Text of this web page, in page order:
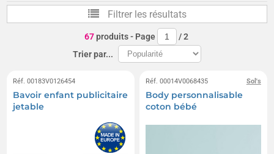
Filtrer les résultats
67produits- Page /2
Trier par...
Réf. 00183V0126454
Bavoir enfant publicitaire
jetable
Sol's
Réf. 00014V0068435
Body personnalisable
coton bébé